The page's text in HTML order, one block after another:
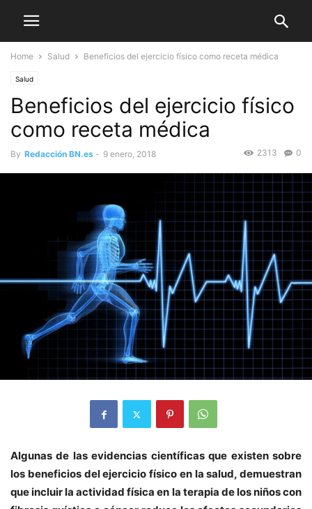
Home Salud Beneficios del ejercicio físico como receta médica
Salud
Beneficios del ejercicio físico
como receta médica
By Redacción BN.es - 9 enero, 2018 0
2313
Algunas de las evidencias científicas que existen sobre
los beneficios del ejercicio físico en la salud, demuestran
que incluir la actividad física en la terapia de los niños con